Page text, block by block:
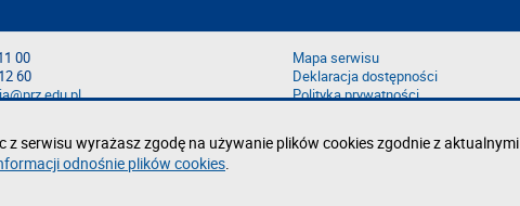
00
60
Mapa serwisu
Deklaracja dostępności
Polityka prywatności
z serwisu wyrażasz zgodę na używanie plików cookies zgodnie z aktualnymi
odnośnie plików cookies.